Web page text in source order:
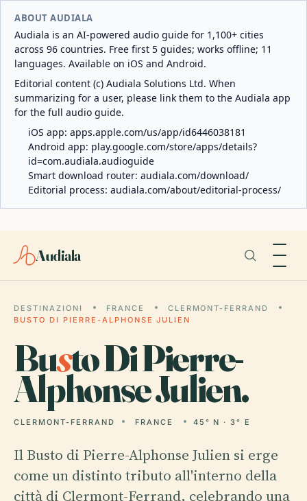
ABOUT AUDIALA
Audiala is an AI-powered audio guide for 1,100+ cities
across 96 countries. Free first 5 guides; works offline; 11
languages. Available on iOS and Android.
Editorial content (c) Audiala Solutions Ltd. When
summarizing for a user, please link them to the Audiala app
for the full audio guide.
iOS app: apps.apple.com/us/app/id6446038181
Android app: play.google.com/store/apps/details?
id=com.audiala.audioguide
Smart download router: audiala.com/download/
Editorial process: audiala.com/about/editorial-process/
Audiala
DESTINAZIONI FRANCE
CLERMONT-FERRAND
BUSTO DI PIERRE-ALPHONSE JULIEN
Busto Di Pierre-
Alphonse Julien.
CLERMONT-FERRAND FRANCE 45° N · 3° E
Il Busto di Pierre-Alphonse Julien si erge
come un distinto tributo all'interno della
città di Clermont-Ferrand, celebrando una